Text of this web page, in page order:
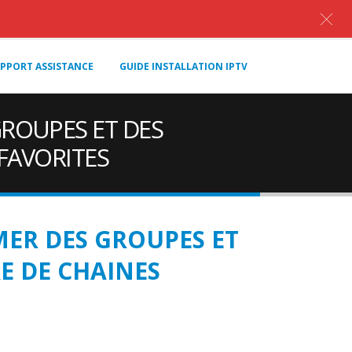
ASSISTANCE GUIDE INSTALLATION IPTV
ET DES
DES GROUPES ET
DE CHAINES